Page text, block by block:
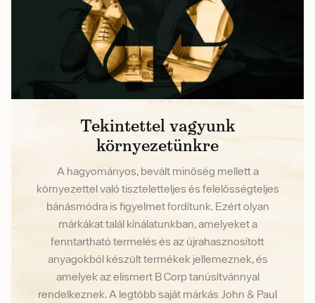
Tekintettel vagyunk
környezetünkre
A hagyományos, bevált minőség mellett a
környezettel való tiszteletteljes és felelősségteljes
bánásmódra is figyelmet fordítunk. Ezért olyan
márkákat talál kínálatunkban, amelyeket a
fenntartható termelés és az újrahasznosított
anyagokból készült termékek jellemeznek, és
amelyek az elismert B Corp tanúsítvánnyal
rendelkeznek. A legtöbb saját márkás John & Paul